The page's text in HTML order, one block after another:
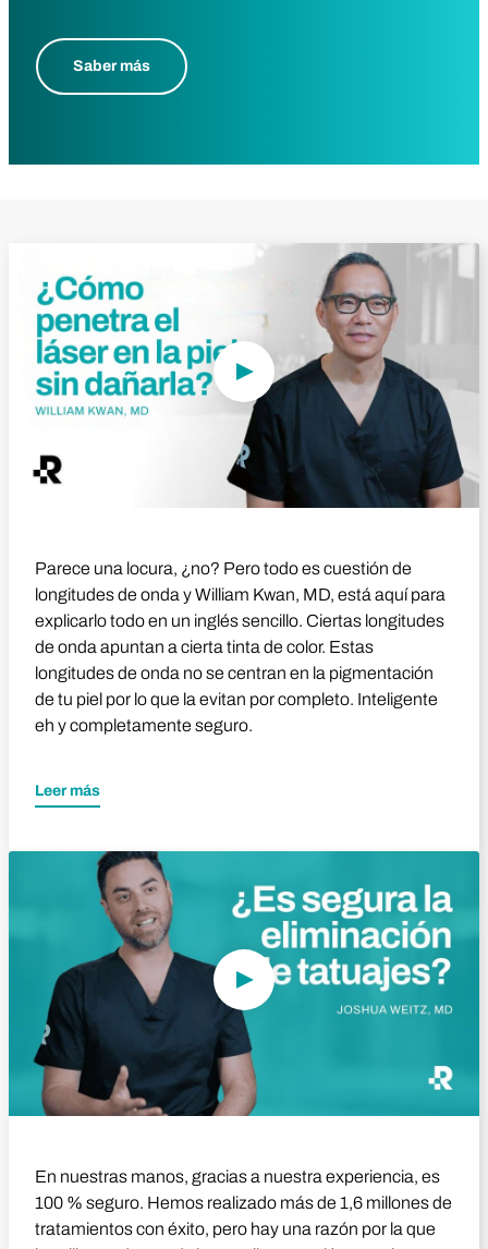
Saber más
Reproducir vídeo
Parece una locura, ¿no? Pero todo es cuestión de
longitudes de onda y William Kwan, MD, está aquí para
explicarlo todo en un inglés sencillo. Ciertas longitudes
de onda apuntan a cierta tinta de color. Estas
longitudes de onda no se centran en la pigmentación
de tu piel por lo que la evitan por completo. Inteligente
eh y completamente seguro.
Leer más
En nuestras manos, gracias a nuestra experiencia, es
100 % seguro. Hemos realizado más de 1,6 millones de
tratamientos con éxito, pero hay una razón por la que